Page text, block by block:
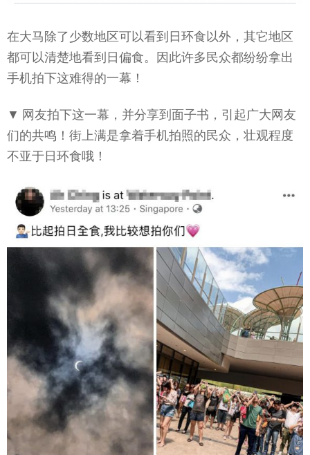
在大马除了少数地区可以看到日环食以外，其它地区
都可以清楚地看到日偏食。因此许多民众都纷纷拿出
手机拍下这难得的一幕！
▼ 网友拍下这一幕，并分享到面子书，引起广大网友
们的共鸣！街上满是拿着手机拍照的民众，壮观程度
不亚于日环食哦！